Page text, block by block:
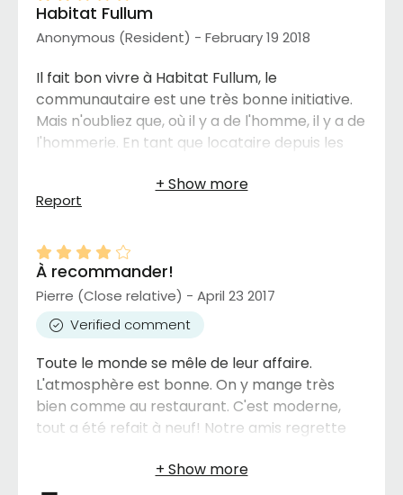
Habitat Fullum
Anonymous (Resident) - February 19 2018
Il fait bon vivre à Habitat Fullum, le
communautaire est une très bonne initiative.
Mais n'oubliez que, où il y a de l'homme, il y a de
l'hommerie. En tant que locataire depuis les
l'immeuble est déficiente. L'immeuble a une
accréditation mais plusieurs normes sont
l'administration malgré le mécontentement
de leur clientèle réagissent en nous
mentionnant qu'eux seuls (Les Habitations la
Traversée: locateur) ont le pouvoir.
Report
À recommander!
Pierre (Close relative) - April 23 2017
Verified comment
Toute le monde se mêle de leur affaire.
L'atmosphère est bonne. On y mange très
bien comme au restaurant. C'est moderne,
tout a été refait à neuf! Notre amis regrette
tôt. Un hall d'entrée comme à l'hôtel. Pas de